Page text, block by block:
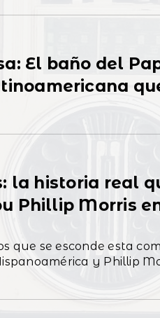
El baño del
la historia real
Phillip Morris
que se esconde esta
y Phillip